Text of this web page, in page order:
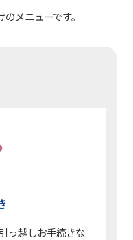
メニューです。
っ越しお手続きな